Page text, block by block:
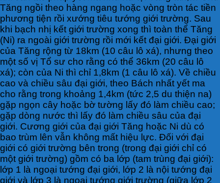
Tăng ngồi theo hàng ngang hoặc vòng tròn tác tiền
phương tiện rồi xướng tiêu tướng giới trường. Sau
khi bạch nhị kết giới trường xong thì toàn thể Tăng
(Ni) ra ngoài giới trường rồi mới kết đại giới. Đại giới
của Tăng rộng từ 18km (10 câu lô xá), nhưng theo
một số vị Tổ sư cho rằng có thể 36km (20 câu lô
xá); còn của Ni thì chỉ 1,8km (1 câu lô xá). Về chiều
cao và chiều sâu đại giới, theo Bách nhất yết ma
cho rằng trong khoảng 1,4km (tức 2,5 du thiện na)
gặp ngọn cây hoặc bờ tường lấy đó làm chiều cao;
gặp dòng nước thì lấy đó làm chiều sâu của đại
giới. Cương giới của đại giới Tăng hoặc Ni dù có
bao trùm lên vẫn không mất hiệu lực. Đối với đại
giới có giới trường bên trong (trong đại giới chỉ có
một giới trường) gồm có ba lớp (tam trùng đại giới):
lớp 1 là ngoại tướng đại giới, lớp 2 là nội tướng đại
giới và lớp 3 là ngoại tướng giới trường (giữa lớp 2